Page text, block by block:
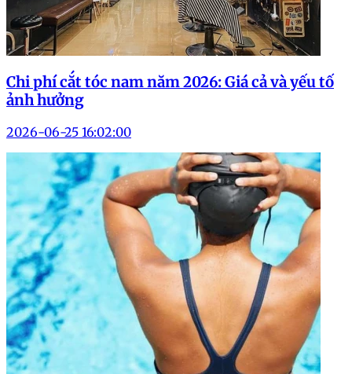
Chi phí cắt tóc nam năm 2026: Giá cả và yếu tố
ảnh hưởng
2026-06-25 16:02:00